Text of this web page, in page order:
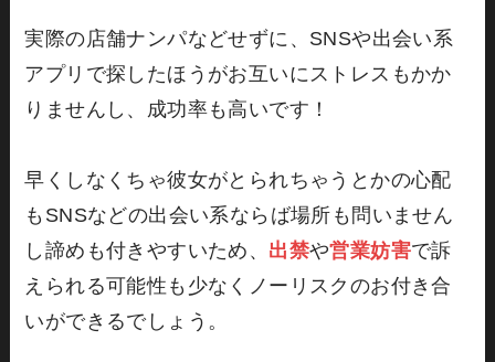
実際の店舗ナンパなどせずに、SNSや出会い系
アプリで探したほうがお互いにストレスもかか
りませんし、成功率も高いです！
早くしなくちゃ彼女がとられちゃうとかの心配
もSNSなどの出会い系ならば場所も問いません
し諦めも付きやすいため、 出禁や営業妨害で訴
えられる可能性も少なくノーリスクのお付き合
いができるでしょう。